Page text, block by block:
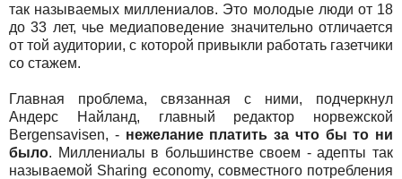
так называемых миллениалов. Это молодые люди от 18
до 33 лет, чье медиаповедение значительно отличается
от той аудитории, с которой привыкли работать газетчики
со стажем.
Главная проблема, связанная с ними, подчеркнул
Андерс Найланд, главный редактор норвежской
Bergensavisen, - нежелание платить за что бы то ни
было. Миллениалы в большинстве своем - адепты так
называемой Sharing economy, совместного потребления